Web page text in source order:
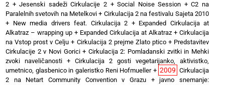
2 +Jesenski sadeži Cirkulacije 2+Social Noise Session +C2 na
Paralelnih svetovih na Metelkovi+ Cirkulacija 2 na festivalu Sajeta 2010
+ New media drivers feat. Cirkulacija 2 + Expanded Cirkulacija at
Alkatraz – wrapping up + Expanded Cirkulacija at Alkatraz + Cirkulacija
na Vstop prost v Celju + Cirkulacija 2 prejme Zlato ptico+ Predstavitev
Cirkulacije 2 v Novi Gorici+ Cirkulacija 2: Pomladanski zvitki in Mehki
zvoki naveličanosti + Cirkulacija 2 gosti vegetarijanko, aktivistko,
umetnico, glasbenico in galeristko Reni Hofmueller+ 2009 Cirkulacija
2 na Netart Community Convention v Grazu + javno snemanje: